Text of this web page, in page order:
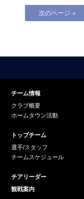
次のページ »
チーム情報
クラブ概要
ホームタウン活動
トップチーム
選手/スタッフ
チームスケジュール
チアリーダー
観戦案内